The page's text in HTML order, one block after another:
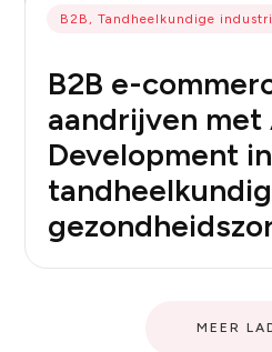
B2B, Tandheelkundige
B2B e-
aandrijven met
Development
MEER